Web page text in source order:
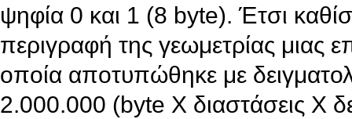
ψηφία 0 και 1 (8 byte). Έτσι
περιγραφή της γεωμετρίας μιας
οποία αποτυπώθηκε με
2.000.000 (byte Χ διαστάσεις Χ